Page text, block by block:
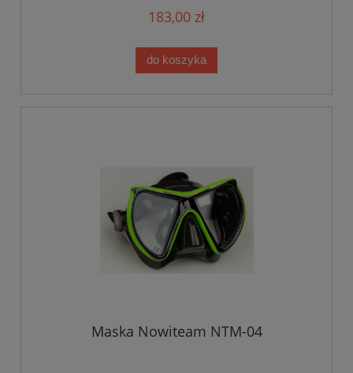
183,00 zł
do koszyka
Maska Nowiteam NTM-04